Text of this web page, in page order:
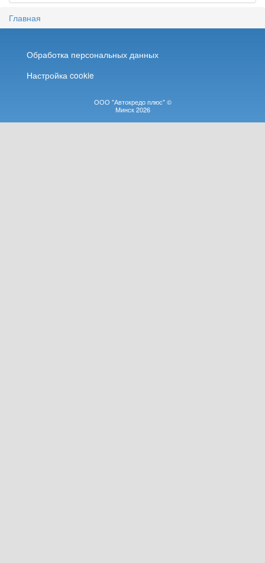
Главная
Обработка персональных данных
Настройка cookie
ООО "Автокредо плюс" ©
Минск 2026